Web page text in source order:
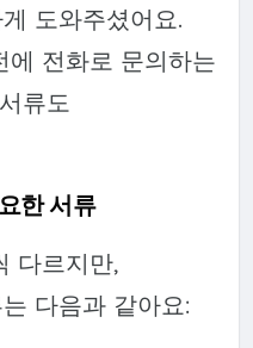
도와주셨어요.
에 전화로 문의하는
류도
한 서류
다르지만,
다음과 같아요: